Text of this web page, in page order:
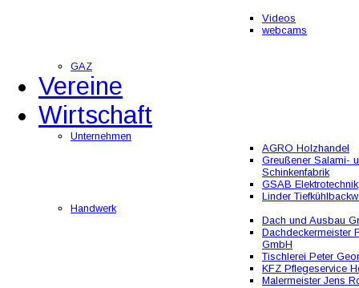
Videos
webcams
GAZ
Vereine
Wirtschaft
Unternehmen
AGRO Holzhandel
Greußener Salami-
Schinkenfabrik
GSAB Elektrotechnik
Linder
Handwerk
Dach und Ausbau
Dachdeckermeister
GmbH
Tischlerei Peter
KFZ Pflegeservice
Malermeister Jens